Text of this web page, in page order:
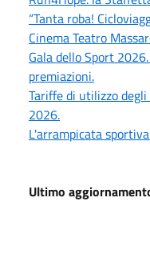
“Tanta roba!
Cinema Teatro
Gala dello Sport
premiazioni.
Tariffe di utilizzo
2026.
L'arrampicata
Ultimo